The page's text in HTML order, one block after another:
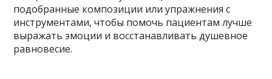
подобранные композиции или упражнения с
инструментами, чтобы помочь пациентам лучше
выражать эмоции и восстанавливать душевное
равновесие.